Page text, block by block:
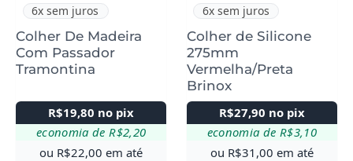
6x sem juros
Colher De Madeira
Com Passador
Tramontina
R$19,80 no pix
economia deR$2,20
ou R$22,00 em até
6x sem juros
Colher de Silicone
275mm
Vermelha/Preta
Brinox
R$27,90 no pix
economia de R$3,10
ou R$31,00 em até